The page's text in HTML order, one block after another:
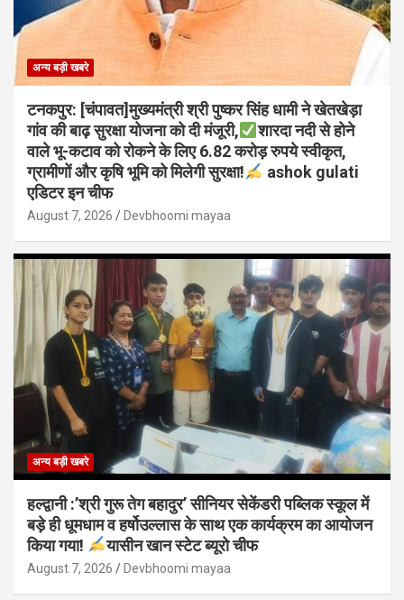
अन्य बड़ी खबरे
टनकपुर: [चंपावत]मुख्यमंत्री श्री पुष्कर सिंह धामी ने खेतखेड़ा
गांव की बाढ़ सुरक्षा योजना को दी मंजूरी,
शारदा नदी से होने
वाले भू-कटाव को रोकने के लिए 6.82 करोड़ रुपये स्वीकृत,
ग्रामीणों और कृषि भूमि को मिलेगी सुरक्षा!
ashok gulati
एडिटर इन चीफ
August 7, 2026 Devbhoomi mayaa
अन्य बड़ी खबरे
हल्द्वानी :’श्री गुरू तेग बहादुर’ सीनियर सेकेंडरी पब्लिक स्कूल में
बड़े ही धूमधाम व हर्षोउल्लास के साथ एक कार्यक्रम का आयोजन
किया गया!
यासीन खान स्टेट ब्यूरो चीफ
August 7, 2026 Devbhoomi mayaa